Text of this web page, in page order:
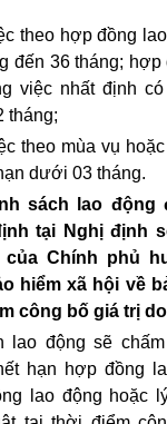
theo hợp đồng
đến 36 tháng; hợp
việc nhất định
tháng;
theo mùa vụ
dưới 03 tháng.
sách lao động
tại Nghị định
của Chính phủ
hiểm xã hội về
công bố giá trị
lao động sẽ
hạn hợp đồng
lao động hoặc